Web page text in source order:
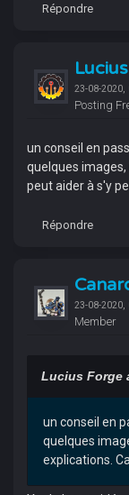
Répondre
23-08-2020,
Posting
un conseil en
quelques images,
peut aider à s'y
Répondre
23-08-2020,
Member
Lucius Forge
un conseil en
quelques
explications.